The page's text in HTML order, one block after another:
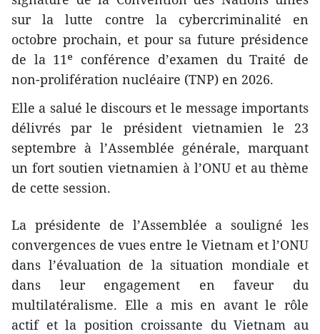
sur la lutte contre la cybercriminalité en
octobre prochain, et pour sa future présidence
de la 11ᵉ conférence d’examen du Traité de
non-prolifération nucléaire (TNP) en 2026.
Elle a salué le discours et le message importants
délivrés par le président vietnamien le 23
septembre à l’Assemblée générale, marquant
un fort soutien vietnamien à l’ONU et au thème
de cette session.
La présidente de l’Assemblée a souligné les
convergences de vues entre le Vietnam et l’ONU
dans l’évaluation de la situation mondiale et
dans leur engagement en faveur du
multilatéralisme. Elle a mis en avant le rôle
actif et la position croissante du Vietnam au